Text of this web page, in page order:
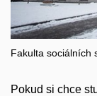
Fakulta sociálních
Pokud si chce